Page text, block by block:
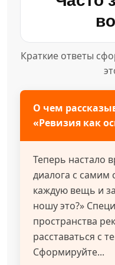
Краткие ответы
О чем
«Ревизия как
Теперь настало
диалога с самим
каждую вещь и
ношу это?»
пространства
расставаться с
Сформируйте...